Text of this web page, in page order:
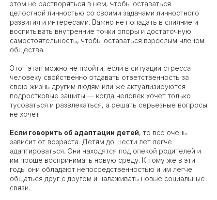
этом не растворяться в нем, чтобы оставаться
целостной личностью со своими задачами личностного
развития и интересами. Важно не попадать в слияние и
воспитывать внутренние точки опоры и достаточную
самостоятельность, чтобы оставаться взрослым членом
общества.
Этот этап можно не пройти, если в ситуации стресса
человеку свойственно отдавать ответственность за
свою жизнь другим людям или же актуализируются
подростковые защиты — когда человек хочет только
тусоваться и развлекаться, а решать серьезные вопросы
не хочет.
Если говорить об адаптации детей, то все очень
зависит от возраста. Детям до шести лет легче
адаптироваться. Они находятся под опекой родителей и
им проще воспринимать новую среду. К тому же в эти
годы они обладают непосредственностью и им легче
общаться друг с другом и налаживать новые социальные
связи.